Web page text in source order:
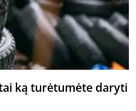
ką turėtumėte daryti